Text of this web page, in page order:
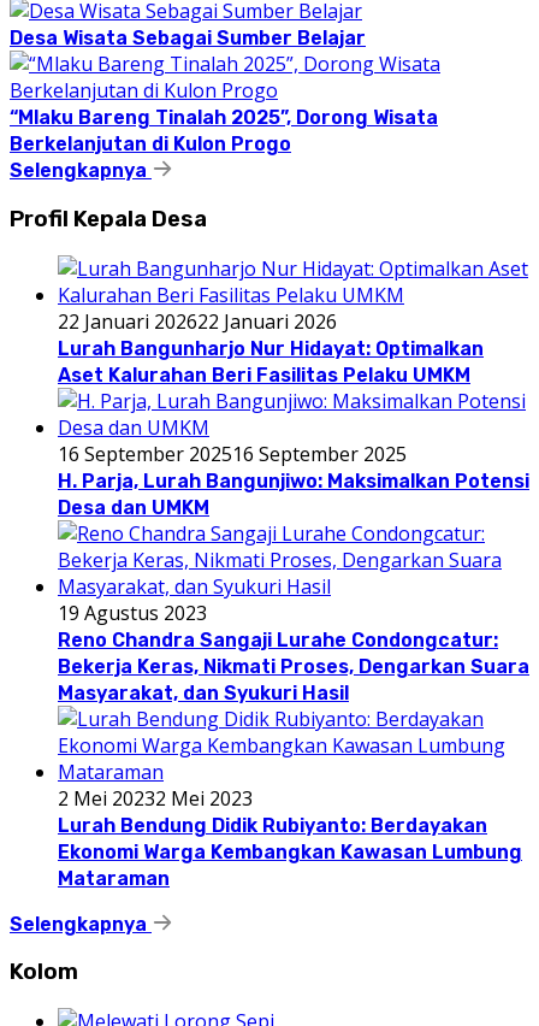
Desa Wisata Sebagai Sumber Belajar
“Mlaku Bareng Tinalah 2025”, Dorong Wisata
Berkelanjutan di Kulon Progo
Selengkapnya
Profil Kepala Desa
22 Januari 202622 Januari 2026
Lurah Bangunharjo Nur Hidayat: Optimalkan
Aset Kalurahan Beri Fasilitas Pelaku UMKM
16 September 202516 September 2025
H. Parja, Lurah Bangunjiwo: Maksimalkan Potensi
Desa dan UMKM
19 Agustus 2023
Reno Chandra Sangaji Lurahe Condongcatur:
Bekerja Keras, Nikmati Proses, Dengarkan Suara
Masyarakat, dan Syukuri Hasil
2 Mei 20232 Mei 2023
Lurah Bendung Didik Rubiyanto: Berdayakan
Ekonomi Warga Kembangkan Kawasan Lumbung
Mataraman
Selengkapnya
Kolom